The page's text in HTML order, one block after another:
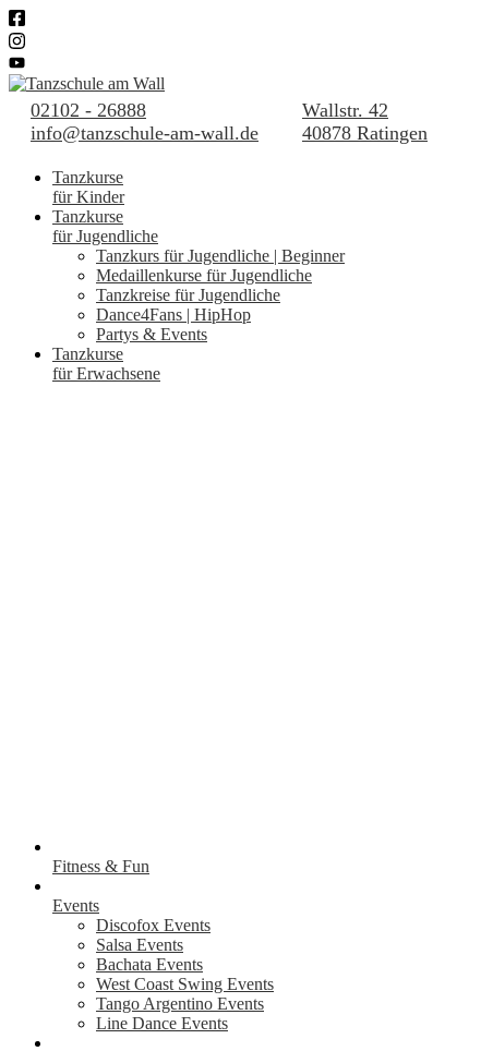
02102 - 26888
info@tanzschule-am-wall.de
Wallstr. 42
40878 Ratingen
Tanzkurse
für Kinder
Tanzkurse
für Jugendliche
Tanzkurs für Jugendliche | Beginner
Medaillenkurse für Jugendliche
Tanzkreise für Jugendliche
Dance4Fans | HipHop
Partys & Events
Tanzkurse
für Erwachsene
Fitness & Fun
Events
Discofox Events
Salsa Events
Bachata Events
West Coast Swing Events
Tango Argentino Events
Line Dance Events